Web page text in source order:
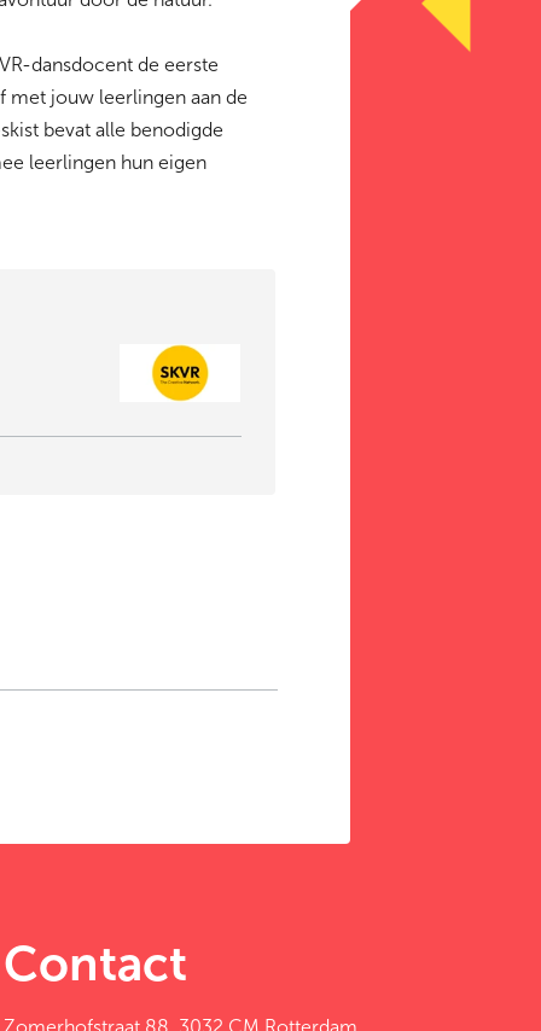
dansdocent de eerste
met jouw leerlingen aan de
bevat alle benodigde
leerlingen hun eigen
Contact